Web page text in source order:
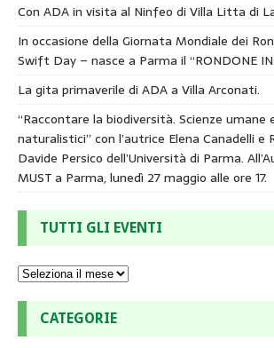
Con ADA in visita al Ninfeo di Villa Litta di
In occasione della Giornata Mondiale dei
Swift Day – nasce a Parma il “RONDONE
La gita primaverile di ADA a Villa Arconati.
“Raccontare la biodiversità. Scienze umane
naturalistici” con l’autrice Elena Canadelli e
Davide Persico dell’Università di Parma.
MUST a Parma, lunedì 27 maggio alle ore 17.
TUTTI GLI EVENTI
CATEGORIE